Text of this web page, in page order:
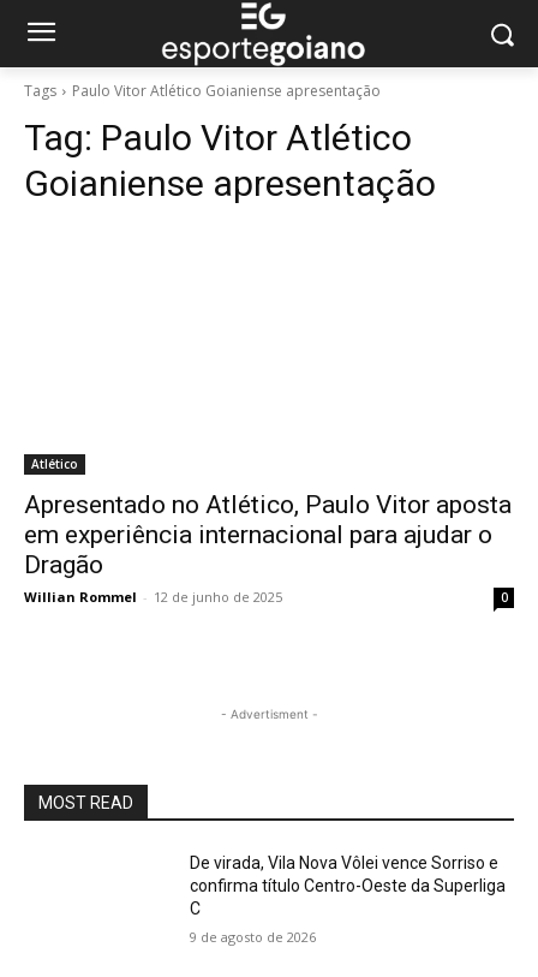
Tags Paulo Vitor Atlético Goianiense apresentação
Tag: Paulo Vitor Atlético
Goianiense apresentação
Atlético
Apresentado no Atlético, Paulo Vitor aposta
em experiência internacional para ajudar o
Dragão
Willian Rommel - 12 de junho de 2025 0
- Advertisment -
MOST READ
De virada, Vila Nova Vôlei vence Sorriso e
confirma título Centro-Oeste da Superliga
C
9 de agosto de 2026